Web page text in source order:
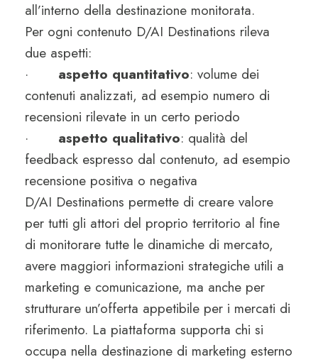
all’interno della destinazione monitorata.
Per ogni contenuto D/AI Destinations rileva
due aspetti:
· aspetto quantitativo: volume dei
contenuti analizzati, ad esempio numero di
recensioni rilevate in un certo periodo
· aspetto qualitativo: qualità del
feedback espresso dal contenuto, ad esempio
recensione positiva o negativa
D/AI Destinations permette di creare valore
per tutti gli attori del proprio territorio al fine
di monitorare tutte le dinamiche di mercato,
avere maggiori informazioni strategiche utili a
marketing e comunicazione, ma anche per
strutturare un’offerta appetibile per i mercati di
riferimento. La piattaforma supporta chi si
occupa nella destinazione di marketing esterno